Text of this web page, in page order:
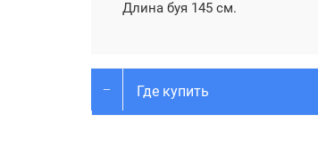
Длина буя 145 см.
Где купить